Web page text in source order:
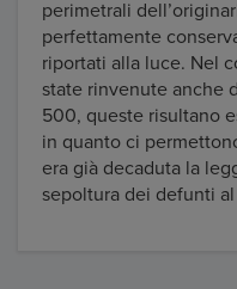
perimetrali
perfettamente
riportati alla luce. Nel
state rinvenute anche
500, queste risultano
in quanto ci
era già decaduta la
sepoltura dei defunti